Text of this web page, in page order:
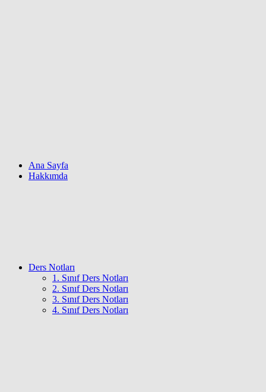
Ana Sayfa
Hakkımda
Ders Notları
1. Sınıf Ders Notları
2. Sınıf Ders Notları
3. Sınıf Ders Notları
4. Sınıf Ders Notları